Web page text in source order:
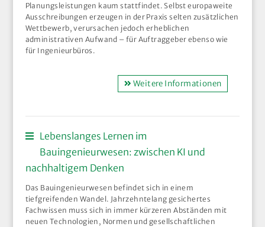
Planungsleistungen kaum stattfindet. Selbst europaweite
Ausschreibungen erzeugen in der Praxis selten zusätzlichen
Wettbewerb, verursachen jedoch erheblichen
administrativen Aufwand – für Auftraggeber ebenso wie
für Ingenieurbüros.
Weitere Informationen
Lebenslanges Lernen im
Bauingenieurwesen: zwischen KI und
nachhaltigem Denken
Das Bauingenieurwesen befindet sich in einem
tiefgreifenden Wandel. Jahrzehntelang gesichertes
Fachwissen muss sich in immer kürzeren Abständen mit
neuen Technologien, Normen und gesellschaftlichen